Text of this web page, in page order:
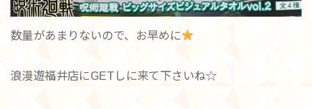
数量があまりないので、お早めに
浪漫遊福井店にGETしに来て下さいね☆